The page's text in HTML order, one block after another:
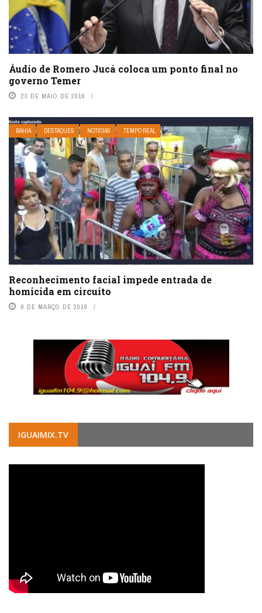
Áudio de Romero Jucá coloca um ponto final no
governo Temer
23 DE MAIO DE 2016
BAHIA DESTAQUES NOTÍCIAS TEMPO REAL
Reconhecimento facial impede entrada de
homicida em circuito
6 DE MARÇO DE 2019
IGUAIMIX.TV